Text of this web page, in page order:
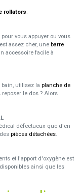
rollators.
vous appuyer ou vous
assez cher, une barre
accessoire facile à
utilisez la planche de
le dos ? Alors
défectueux que d'en
pièces détachées.
et l'apport d'oxygène est
disponibles ainsi que les